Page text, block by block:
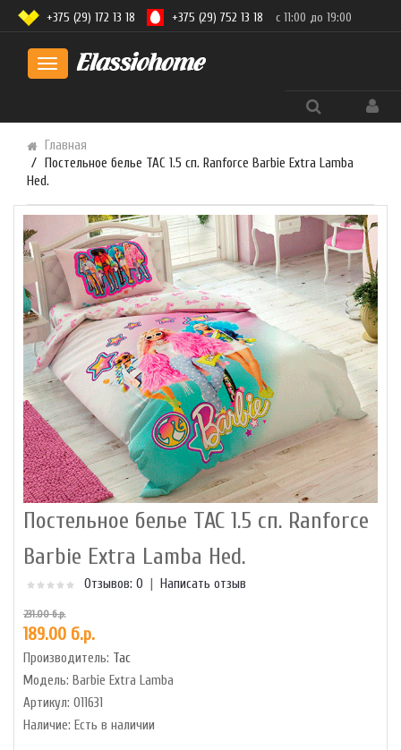
Toggle
+375 (29) 172 13 18 +375 (29) 752 13 18 с 11:00 до 19:00
Главная
Постельное белье TAC 1.5 сп. Ranforce Barbie Extra Lamba
Hed.
Постельное белье TAC 1.5 сп. Ranforce
Barbie Extra Lamba Hed.
Отзывов: 0 Написать отзыв
231.00 б.р.
189.00 б.р.
Производитель: Tac
Модель: Barbie Extra Lamba
Артикул: 011631
Наличие: Есть в наличии